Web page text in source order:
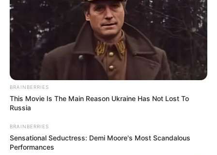
เครื่อง แต่คนทั่วไปก็มองว่าเป็นความเชื่ออีกอย่างหนึ่งที่จับ
ต้องได้ ซึ่งกลุ่มคนที่เข้ามาซื้อนั้น ส่วนใหญ่จะเป็นคน
ทำงาน หลากหลายอาชีพ ตั้งแต่ระดับกลางไปจนถึงระดับผู้
บริหาร แพทย์ ผู้ที่ทำงานธนาคาร หรือมีอาชีพที่เกี่ยวข้อง
กับเป้ายอดขาย และตัวเลข ซึ่งตอกย้ำกับเหตุผลทางด้าน
ภาวะเศรษฐกิจ เหมือนกับที่อาจารย์หญิงได้พูดไว้ในตอน
แรก ซึ่งแตกต่างจากอดีตที่ซื้อ หินนำโชค เพราะอยาก
บำบัดรักษาโรค
ถึงแม้ว่ากระแสจะมาเป็นบางช่วง แต่อาจารย์หญิงมองว่า
ความเชื่อเป็นสิ่งที่อยู่คู่กับคนไทยมานาน และจะยังคงอยู่
ตลอดไป และคาดว่าในครั้งนี้ กระแสรีเทิร์น หินนำโชค จะ
BRAINBERRIES
This Movie Is The Main Reason Ukraine Has Not Lost To
Russia
BRAINBERRIES
Sensational Seductress: Demi Moore's Most Scandalous
Performances